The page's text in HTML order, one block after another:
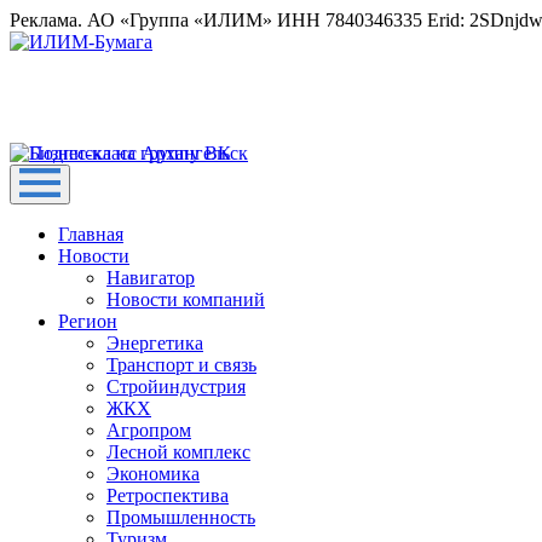
Реклама. АО «Группа «ИЛИМ» ИНН 7840346335 Erid:
Главная
Новости
Навигатор
Новости компаний
Регион
Энергетика
Транспорт и связь
Стройиндустрия
ЖКХ
Агропром
Лесной комплекс
Экономика
Ретроспектива
Промышленность